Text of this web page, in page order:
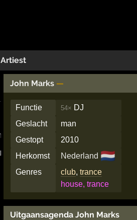
Artiest
John Marks —
Functie 54× DJ
Geslacht
man
Gestopt
2010
Herkomst
Nederland 🇳🇱
Genres club,trance
house, trance
Uitgaansagenda John Marks